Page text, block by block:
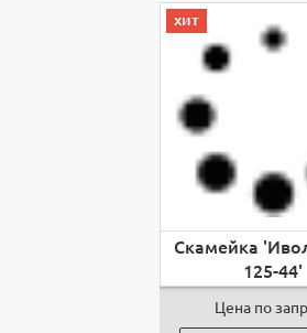
хит
Скамейка
125-44'
Цена по